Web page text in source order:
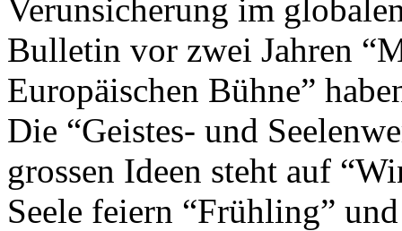
Verunsicherung im
Bulletin vor zwei Jahren
Europäischen Bühne”
Die “Geistes- und
grossen Ideen steht auf
Seele feiern “Frühling”